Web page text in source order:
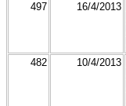
497 16/4/2013
482 10/4/2013